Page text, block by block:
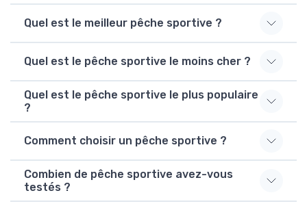
Quel est le meilleur pêche sportive ?
Quel est le pêche sportive le moins cher ?
Quel est le pêche sportive le plus populaire
?
Comment choisir un pêche sportive ?
Combien de pêche sportive avez-vous
testés ?